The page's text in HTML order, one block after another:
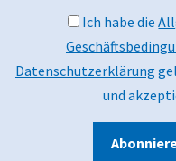
Ich habe die
Datenschutzerklärung
und